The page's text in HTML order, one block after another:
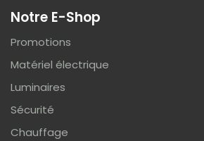
Notre E-Shop
Promotions
Matériel électrique
Luminaires
Sécurité
Chauffage